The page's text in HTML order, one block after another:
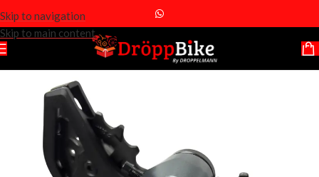
Skip to navigation
Skip to main content